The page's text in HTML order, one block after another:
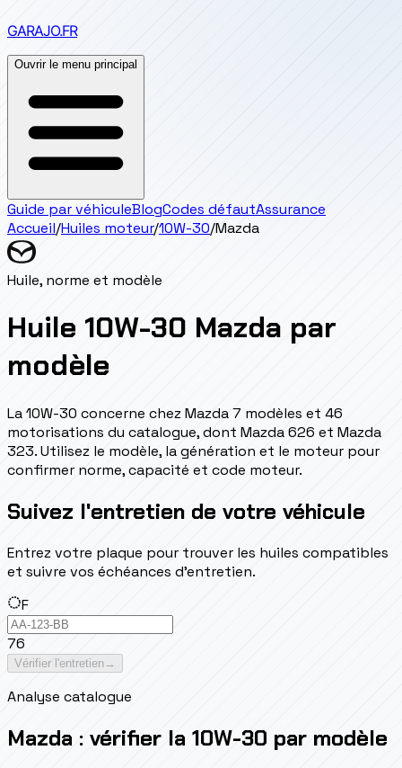
GARAJO.FR
Ouvrir le menu principal
Guide par véhiculeBlogCodes défautAssurance
Accueil/Huiles moteur/10W-30/Mazda
Huile, norme et modèle
Huile 10W-30 Mazda par
modèle
La 10W-30 concerne chez Mazda 7 modèles et 46
motorisations du catalogue, dont Mazda 626 et Mazda
323. Utilisez le modèle, la génération et le moteur pour
confirmer norme, capacité et code moteur.
Suivez l'entretien de votre véhicule
Entrez votre plaque pour trouver les huiles compatibles
et suivre vos échéances d'entretien.
F
76
Vérifier l'entretien→
Analyse catalogue
Mazda : vérifier la 10W-30 par modèle